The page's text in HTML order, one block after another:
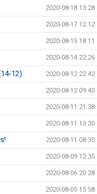
2020-08-18 13:28
2020-08-17 12:12
2020-08-15 18:11
2020-08-14 22:26
12) 2020-08-12 22:42
2020-08-12 09:40
2020-08-11 21:38
2020-08-11 13:30
2020-08-11 08:35
2020-08-09 12:35
2020-08-06 20:28
2020-08-05 15:58